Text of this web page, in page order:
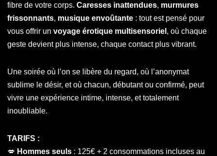
fibre de votre corps. Caresses inattendues, murmures
frissonnants, musique envoûtante : tout est pensé pour
vous offrir un voyage érotique multisensoriel , où chaque
geste devient plus intense, chaque contact plus vibrant.
Une soirée où l’on se libère du regard, où l’anonymat
sublime le désir, et où chacun, débutant ou confirmé, peut
vivre une expérience intime, intense, et totalement
inoubliable.
TARIFS :
💋 Hommes seuls : 125€ + 2 consommations incluses au